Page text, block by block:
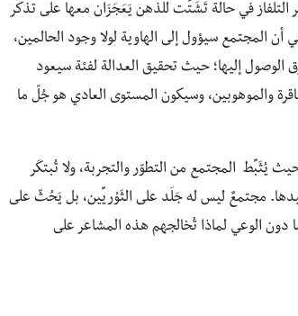
في حالة تَشَتُّت للذهن يَعَجَزَان معها على تذكُّر
أن المجتمع سيؤول إلى الهاوية لولا وجود الحالمين،
إليها؛ حيث تحقيق العدالة لفئة سيعود
والموهوبين، وسيكون المستوى العادي هو جُلّ ما
يُثَبِّط المجتمع من التطوّر والتجربة، ولا تُبتكَر
بيدها. مجتمعٌ ليس له جَلَد على الثَوْريِّين، بل يَحُثّ على
دون الوعي لماذا تُخالجهم هذه المشاعر على